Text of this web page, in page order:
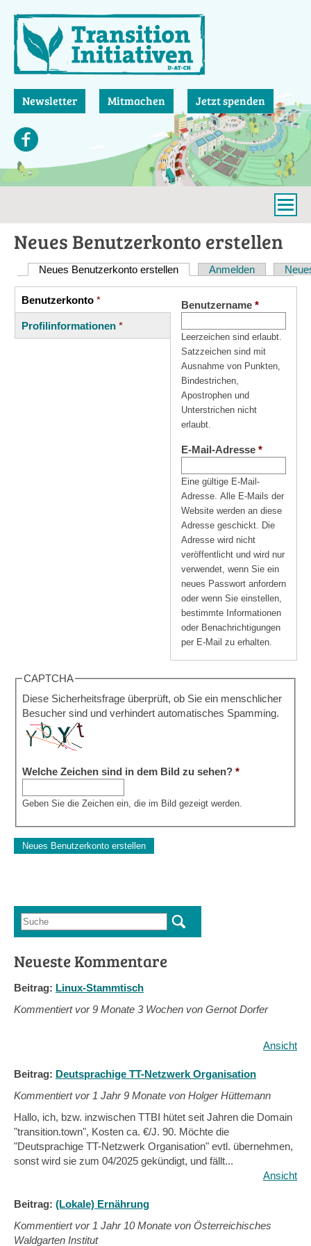
zum
Inhalt
Newsletter Mitmachen Jetzt spenden
Neues Benutzerkonto erstellen
Haupt-
Reiter
Neues Benutzerkonto erstellen (aktiver Reiter)
Anmelden
Vertikale
Reiter
Benutzerkonto *
(aktiver
Reiter)
Profilinformationen *
Benutzername *
Leerzeichen sind erlaubt.
Satzzeichen sind mit
Ausnahme von Punkten,
Bindestrichen,
Apostrophen und
Unterstrichen nicht
erlaubt.
E-Mail-Adresse *
Eine gültige E-Mail-
Adresse. Alle E-Mails der
Website werden an diese
Adresse geschickt. Die
Adresse wird nicht
veröffentlicht und wird nur
verwendet, wenn Sie ein
neues Passwort anfordern
oder wenn Sie einstellen,
bestimmte Informationen
oder Benachrichtigungen
per E-Mail zu erhalten.
CAPTCHA
Diese Sicherheitsfrage überprüft, ob Sie ein menschlicher
Besucher sind und verhindert automatisches Spamming.
Welche Zeichen sind in dem Bild zu sehen? *
Geben Sie die Zeichen ein, die im Bild gezeigt werden.
Suchformular
Suche
Neueste Kommentare
Beitrag: Linux-Stammtisch
Kommentiert vor9 Monate 3 Wochen von Gernot Dorfer
Ansicht
Beitrag: Deutsprachige TT-Netzwerk Organisation
Kommentiert vor 1 Jahr 9 Monate von Holger Hüttemann
Hallo, ich, bzw. inzwischen TTBI hütet seit Jahren die Domain
"transition.town", Kosten ca. €/J. 90. Möchte die
"Deutsprachige TT-Netzwerk Organisation" evtl. übernehmen,
sonst wird sie zum 04/2025 gekündigt, und fällt...
Ansicht
Beitrag: (Lokale) Ernährung
Kommentiert vor 1 Jahr 10 Monate von Österreichisches
Waldgarten Institut